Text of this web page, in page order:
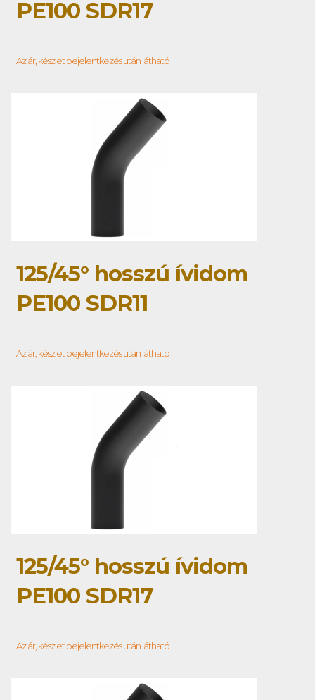
PE100 SDR17
Az ár, készlet bejelentkezés után látható
125/45° hosszú ívidom
PE100 SDR11
Az ár, készlet bejelentkezés után látható
125/45° hosszú ívidom
PE100 SDR17
Az ár, készlet bejelentkezés után látható